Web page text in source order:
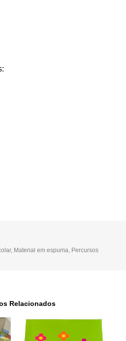
, Material em espuma, Percursos
Relacionados